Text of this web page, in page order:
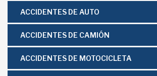
ACCIDENTES DE AUTO
ACCIDENTES DE CAMIÓN
ACCIDENTES DE MOTOCICLETA